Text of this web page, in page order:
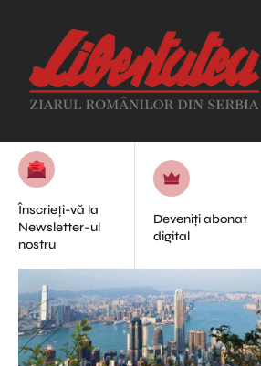
Înscrieți-vă la
Newsletter-ul
nostru
Deveniți abonat
digital